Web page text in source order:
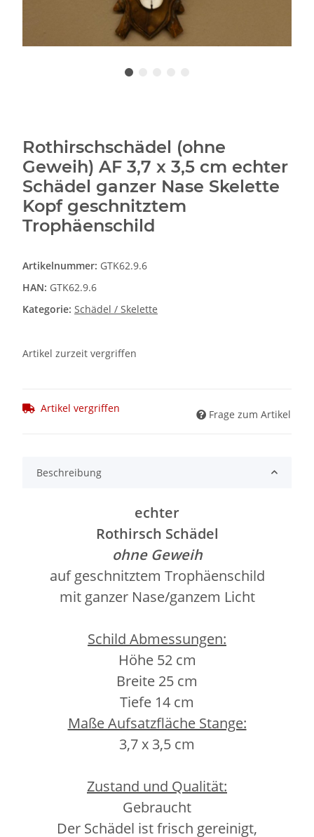
Rothirschschädel (ohne
Geweih) AF 3,7 x 3,5 cm echter
Schädel ganzer Nase Skelette
Kopf geschnitztem
Trophäenschild
Artikelnummer: GTK62.9.6
HAN: GTK62.9.6
Kategorie: Schädel / Skelette
Artikel zurzeit vergriffen
Artikel vergriffen Frage zum Artikel
Beschreibung
echter
Rothirsch Schädel
ohne Geweih
auf geschnitztem Trophäenschild
mit ganzer Nase/ganzem Licht
Schild Abmessungen:
Höhe 52 cm
Breite 25 cm
Tiefe 14 cm
Maße Aufsatzfläche Stange:
3,7 x 3,5 cm
Zustand und Qualität:
Gebraucht
Der Schädel ist frisch gereinigt,